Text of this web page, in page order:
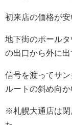
初来店の価格が安
地下街のポール
の出口から外に出
信号を渡ってサ
ルートの斜め向か
※札幌大通店は閉